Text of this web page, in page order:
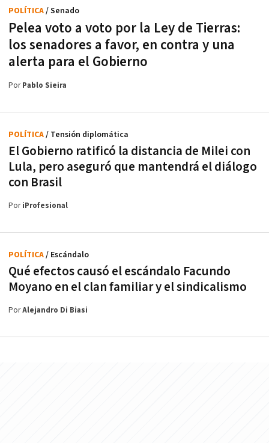
Pelea voto a voto por la Ley de Tierras:
los senadores a favor, en contra y una
alerta para el Gobierno
POLÍTICA/ Senado
PorPablo Sieira
El Gobierno ratificó la distancia de Milei con
Lula, pero aseguró que mantendrá el diálogo
con Brasil
POLÍTICA/ Tensión diplomática
PoriProfesional
Qué efectos causó el escándalo Facundo
Moyano en el clan familiar y el sindicalismo
POLÍTICA/ Escándalo
PorAlejandro Di Biasi